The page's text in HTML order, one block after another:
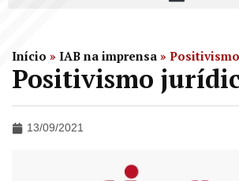
Início » IAB na imprensa »
Positivismo
13/09/2021